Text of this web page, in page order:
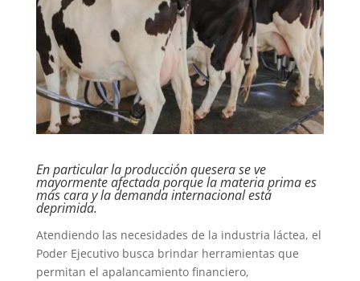
En particular la producción quesera se ve
mayormente afectada porque la materia prima es
más cara y la demanda internacional está
deprimida.
Atendiendo las necesidades de la industria láctea, el
Poder Ejecutivo busca brindar herramientas que
permitan el apalancamiento financiero,